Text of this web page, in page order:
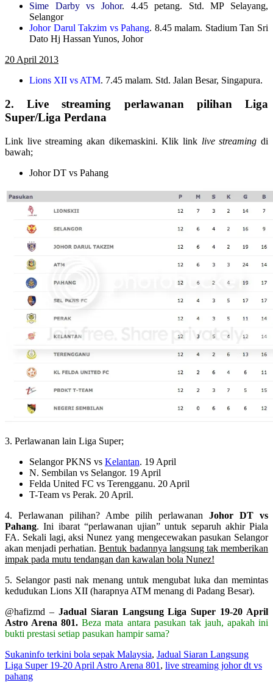
Sime Darby vs Johor. 4.45 petang. Std. MP Selayang,
Selangor
Johor Darul Takzim vs Pahang. 8.45 malam. Stadium Tan Sri
Dato Hj Hassan Yunos, Johor
20 April 2013
Lions XII vs ATM. 7.45 malam. Std. Jalan Besar, Singapura.
2. Live streaming perlawanan pilihan Liga
Super/Liga Perdana
Link live streaming akan dikemaskini. Klik link live streaming di
bawah;
Johor DT vs Pahang
3. Perlawanan lain Liga Super;
Selangor PKNS vs Kelantan. 19 April
N. Sembilan vs Selangor. 19 April
Felda United FC vs Terengganu. 20 April
T-Team vs Perak. 20 April.
4. Perlawanan pilihan? Ambe pilih perlawanan Johor DT vs
Pahang. Ini ibarat “perlawanan ujian” untuk separuh akhir Piala
FA. Sekali lagi, aksi Nunez yang mengecewakan pasukan Selangor
akan menjadi perhatian.Bentuk badannya langsung tak memberikan
impak pada mutu tendangan dan kawalan bola Nunez!
5. Selangor pasti nak menang untuk mengubat luka dan memintas
kedudukan Lions XII (harapnya ATM menang di Padang Besar).
@hafizmd – Jadual Siaran Langsung Liga Super 19-20 April
Astro Arena 801. Beza mata antara pasukan tak jauh, apakah ini
bukti prestasi setiap pasukan hampir sama?
Sukaninfo terkini bola sepak Malaysia, Jadual Siaran Langsung
Liga Super 19-20 April Astro Arena 801 , live streaming johor dt vs
pahang